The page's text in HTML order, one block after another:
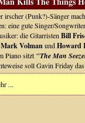
irscher (Punk?)-Sänger
eine gute Singer/
die Gitarristen Bill
Mark VolmanundHoward
Piano sitzt "The Man
soll Gavin Friday
...